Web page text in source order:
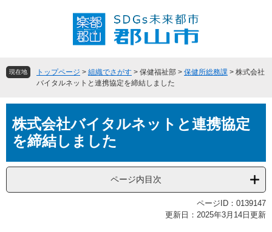
頭
飛現在地 トップページ > 組織でさがす > 保健福祉部 > 保健所総務課 > 株式会社
バイタルネットと連携協定を締結しました
文株式会社バイタルネットと連携協定
を締結しました
ページ内目次
ページID：0139147
更新日：2025年3月14日更新